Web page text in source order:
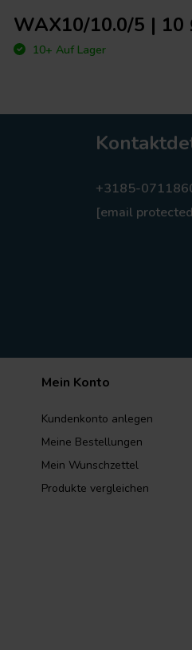
WAX10/10.0/5 |
10+ Auf Lager
+3185-
[email
Mein Konto
Kundenkonto anlegen
Meine Bestellungen
Mein Wunschzettel
Produkte vergleichen